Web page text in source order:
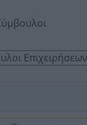
Επιχειρήσεων